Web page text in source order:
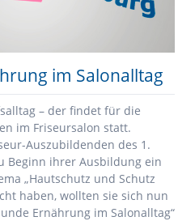
im Salonalltag
– der findet für die
im Friseursalon statt.
Auszubildenden des 1.
Beginn ihrer Ausbildung ein
„Hautschutz und Schutz
haben, wollten sie sich nun
Ernährung im Salonalltag“